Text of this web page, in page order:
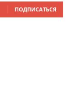
ПОДПИСАТЬСЯ